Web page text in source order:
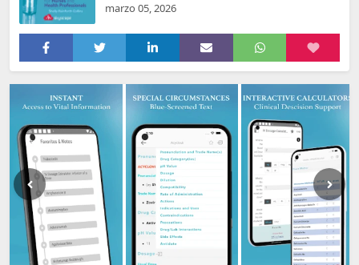
marzo 05, 2026